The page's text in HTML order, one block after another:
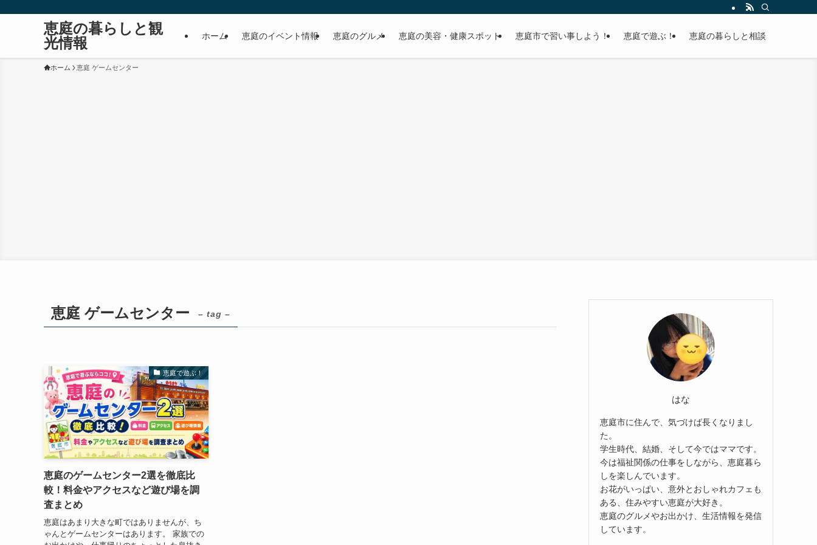
恵庭の暮らしと観
光情報
ホーム 恵庭のイベント情報 恵庭のグルメ 恵庭の美容・健康スポット 恵庭市で習い事しよう！ 恵庭で遊ぶ！ 恵庭の暮らしと相談
ホーム 恵庭 ゲームセンター
恵庭 ゲームセンター – tag –
恵庭で遊ぶ！
恵庭のゲームセンター2選を徹底比
較！料金やアクセスなど遊び場を調
査まとめ
恵庭はあまり大きな町ではありませんが、ち
ゃんとゲームセンターはあります。 家族での
はな
恵庭市に住んで、気づけば長くなりまし
た。
学生時代、結婚、そして今ではママです。
今は福祉関係の仕事をしながら、恵庭暮ら
しを楽しんでいます。
お花がいっぱい、意外とおしゃれカフェも
ある、住みやすい恵庭が大好き。
恵庭のグルメやお出かけ、生活情報を発信
しています。